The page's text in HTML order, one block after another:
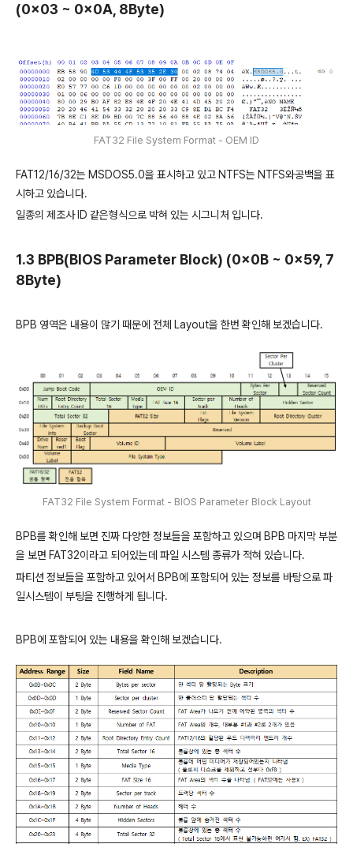
(0x03 ~ 0x0A, 8Byte)
FAT32 File System Format - OEM ID
FAT12/16/32는 MSDOS5.0을 표시하고 있고 NTFS는 NTFS와공백을 표
시하고 있습니다.
일종의 제조사 ID 같은형식으로 박혀 있는 시그니처 입니다.
1.3 BPB(BIOS Parameter Block) (0x0B ~ 0x59, 7
8Byte)
BPB 영역은 내용이 많기 때문에 전체 Layout을 한번 확인해 보겠습니다.
FAT32 File System Format - BIOS Parameter Block Layout
BPB를 확인해 보면 진짜 다양한 정보들을 포함하고 있으며 BPB 마지막 부분
을 보면 FAT32이라고 되어있는데 파일 시스템 종류가 적혀 있습니다.
파티션 정보들을 포함하고 있어서 BPB에 포함되어 있는 정보를 바탕으로 파
일시스템이 부팅을 진행하게 됩니다.
BPB에 포함되어 있는 내용을 확인해 보겠습니다.